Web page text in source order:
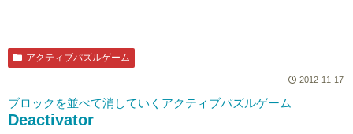
アクティブパズルゲーム
2012-11-17
ブロックを並べて消していくアクティブパズルゲーム
Deactivator